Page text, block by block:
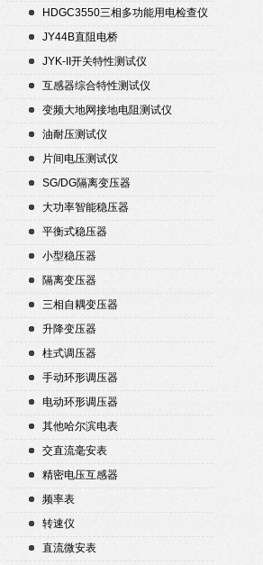
装置
HDGC3550三相多功能用电检查仪
JY44B直阻电桥
JYK-II开关特性测试仪
互感器综合特性测试仪
变频大地网接地电阻测试仪
油耐压测试仪
片间电压测试仪
SG/DG隔离变压器
大功率智能稳压器
平衡式稳压器
小型稳压器
隔离变压器
三相自耦变压器
升降变压器
柱式调压器
手动环形调压器
电动环形调压器
其他哈尔滨电表
交直流毫安表
精密电压互感器
频率表
转速仪
直流微安表